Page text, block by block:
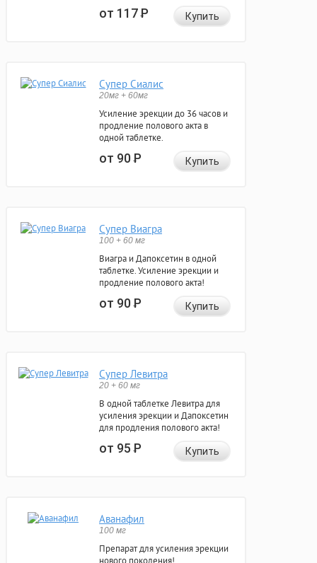
от 117Р Купить
Супер Сиалис
20мг + 60мг
Усиление эрекции до 36 часов и
продление полового акта в
одной таблетке.
от 90Р Купить
Супер Виагра
100 + 60 мг
Виагра и Дапоксетин в одной
таблетке. Усиление эрекции и
продление полового акта!
от 90Р Купить
Супер Левитра
20 + 60 мг
В одной таблетке Левитра для
усиления эрекции и Дапоксетин
для продления полового акта!
от 95Р Купить
Аванафил
100 мг
Препарат для усиления эрекции